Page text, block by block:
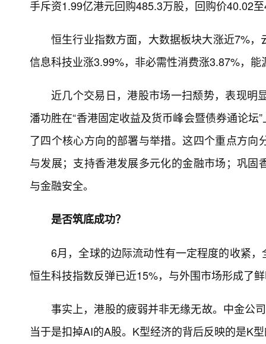
手斥资1.99亿港元回购485.3万股，回购价40.02
恒生行业指数方面，大数据板块大涨近7%
信息科技业涨3.99%，非必需性消费涨3.87%，
近几个交易日，港股市场一扫颓势，表现明
潘功胜在“香港固定收益及货币峰会暨债券通论
了四个核心方向的部署与举措。这四个重点方
与发展；支持香港发展多元化的金融市场；巩
与金融安全。
是否筑底成功？
6月，全球的边际流动性有一定程度的收紧
恒生科技指数反弹已近15%，与外围市场形成了
事实上，港股的疲弱并非无缘无故。中金公
当于是扣掉AI的A股。K型经济的背后反映的是K